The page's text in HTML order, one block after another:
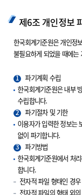
제6조 개인정보
한국회계기준원은 개인정
불필요하게 되었을 때에는
1
파기계획 수립
한국회계기준원은 내부
수립합니다.
2
파기절차 및 기한
이용자가 입력한 정보는
없이 파기합니다.
3
파기방법
한국회계기준원에서 처
합니다.
전자적 파일 형태인 경
전자적 파일의 형태 외